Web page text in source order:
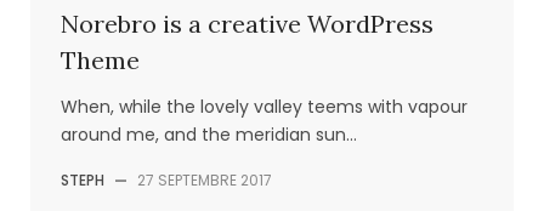
Norebro is a creative WordPress
Theme
When, while the lovely valley teems with vapour
around me, and the meridian sun...
STEPH — 27 SEPTEMBRE 2017